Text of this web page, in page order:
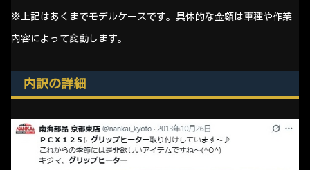
※上記はあくまでモデルケースです。具体的な金額は車種や作業
内容によって変動します。
内訳の詳細